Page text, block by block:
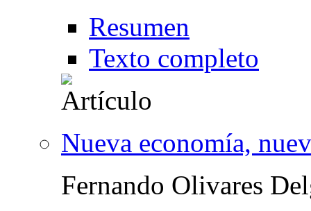
Resumen
Texto completo
Nueva economía,
Fernando Olivares